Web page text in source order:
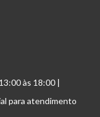
às 18:00 |
para atendimento